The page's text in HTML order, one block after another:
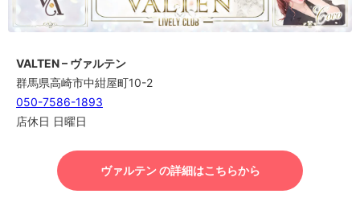
VALTEN – ヴァルテン
群馬県高崎市中紺屋町10-2
050-7586-1893
店休日 日曜日
ヴァルテン の詳細はこちらから